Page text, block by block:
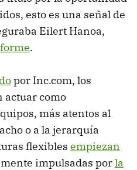
esto es una señal de
Eilert Hanoa,
.
por Inc.com, los
actuar como
más atentos al
o a la jerarquía
flexibles empiezan
impulsadas porla